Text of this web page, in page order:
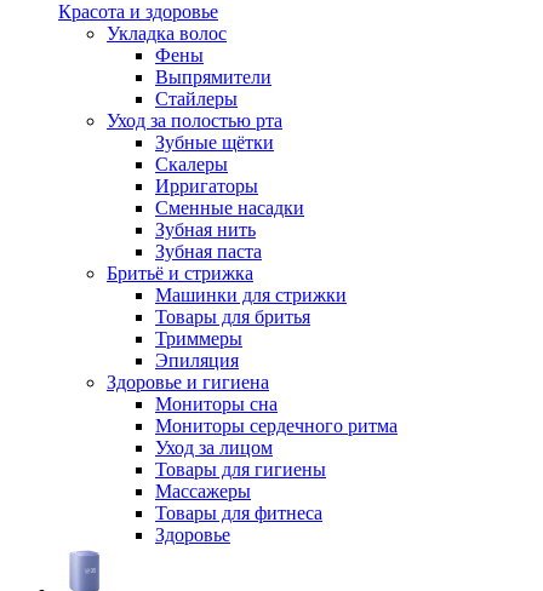
Красота и здоровье
Укладка волос
Фены
Выпрямители
Стайлеры
Уход за полостью рта
Зубные щётки
Скалеры
Ирригаторы
Сменные насадки
Зубная нить
Зубная паста
Бритьё и стрижка
Машинки для стрижки
Товары для бритья
Триммеры
Эпиляция
Здоровье и гигиена
Мониторы сна
Мониторы сердечного ритма
Уход за лицом
Товары для гигиены
Массажеры
Товары для фитнеса
Здоровье